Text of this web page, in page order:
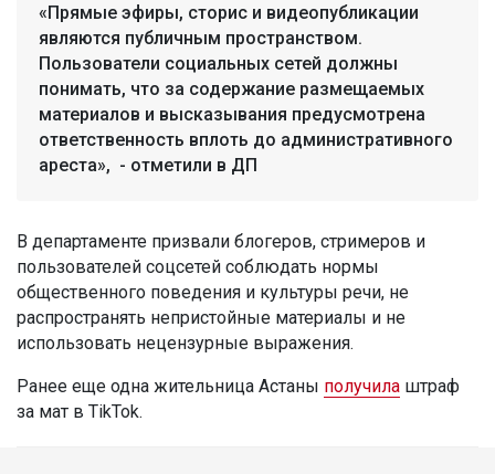
«Прямые эфиры, сторис и видеопубликации
являются публичным пространством.
Пользователи социальных сетей должны
понимать, что за содержание размещаемых
материалов и высказывания предусмотрена
ответственность вплоть до административного
ареста», - отметили в ДП
В департаменте призвали блогеров, стримеров и
пользователей соцсетей соблюдать нормы
общественного поведения и культуры речи, не
распространять непристойные материалы и не
использовать нецензурные выражения.
Ранее еще одна жительница Астаны получила штраф
за мат в TikTok.